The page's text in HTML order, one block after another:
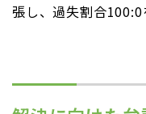
張し、過失割合100:0